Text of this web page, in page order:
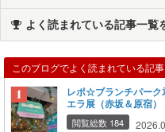
よく読まれている記事一覧
このブログでよく読まれている記事
レポ☆ブランチパーク
エラ展（赤坂＆原宿）
閲覧総数 184